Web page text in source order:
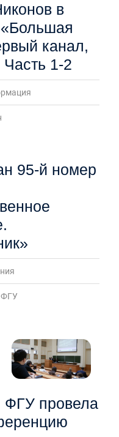
в
канал,
1-2
95-й номер
ФГУ провела